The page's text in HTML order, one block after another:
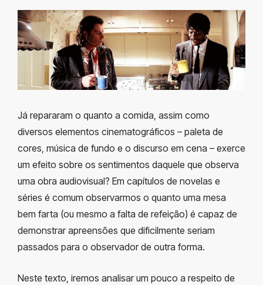
Já repararam o quanto a comida, assim como
diversos elementos cinematográficos – paleta de
cores, música de fundo e o discurso em cena – exerce
um efeito sobre os sentimentos daquele que observa
uma obra audiovisual? Em capítulos de novelas e
séries é comum observarmos o quanto uma mesa
bem farta (ou mesmo a falta de refeição) é capaz de
demonstrar apreensões que dificilmente seriam
passados para o observador de outra forma.
Neste texto, iremos analisar um pouco a respeito de